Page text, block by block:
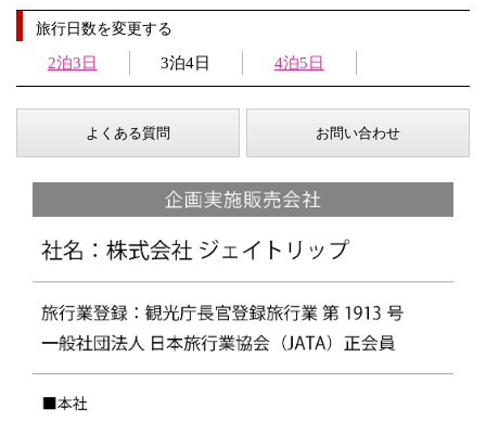
旅行日数を変更する
2泊3日 3泊4日 4泊5日
よくある質問 お問い合わせ